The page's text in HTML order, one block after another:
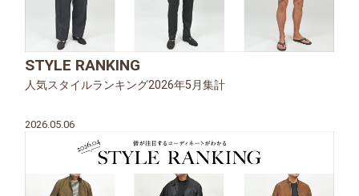
STYLE RANKING
人気スタイルランキング2026年5月集計
2026.05.06